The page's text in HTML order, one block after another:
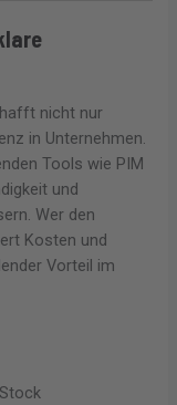
nicht nur
in Unternehmen.
Tools wie PIM
und
Wer den
Kosten und
Vorteil im